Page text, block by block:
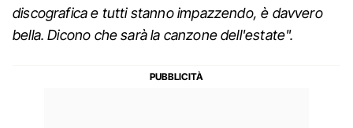
discografica e tutti stanno impazzendo, è davvero
bella. Dicono che sarà la canzone dell'estate".